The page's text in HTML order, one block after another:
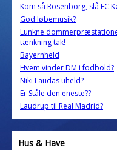
Kom så Rosenborg, slå FC
God løbemusik?
Lunkne
tænkning tak!
Bayernheld
Hvem vinder DM i fodbold?
Niki Laudas uheld?
Er Ståle den eneste??
Laudrup til Real Madrid?
Hus & Have